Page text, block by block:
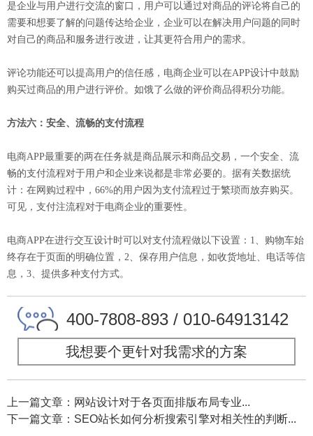
是企业与用户进行交流的窗口，用户可以通过对商品的评论将自己的
需要和想要了解的问题传达给企业，企业可以在解决用户问题的同时
对自己的商品和服务进行改进，让其更符合用户的需求。
评论功能还可以提高用户的信任感，电商企业可以在APP设计中鼓励
购买过商品的用户进行评价。如饿了么做的评价商品得积分功能。
方法六：安全、流畅的支付流程
电商APP最重要的两在任务就是商品展示和商品交易，一个安全、流
畅的支付流程对于用户和企业来说都是非常必要的。据有关数据统
计：在网购过程中，66%的用户因为支付流程过于繁琐而放弃购买。
可见，支付注流程对于电商企业的重要性。
电商APP在进行交互设计时可以对支付流程做以下设置：1、购物车始
终存在于页面的明确位置，2、保存用户信息，如收货地址、电话等信
息，3、提供多种支付方式。
400-7808-893 / 010-64913142
我想要个更针对我需求的方案
上一篇文章：网站设计对于各页面排版布局专业...
下一篇文章：SEO站长如何分析搜索引擎对相关性的判断...